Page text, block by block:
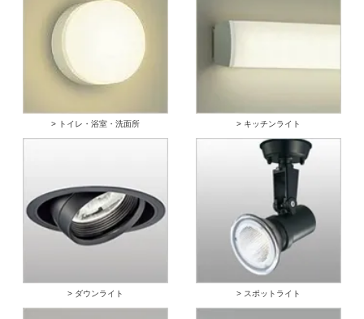
> トイレ・浴室・洗面所 > キッチンライト
> ダウンライト > スポットライト